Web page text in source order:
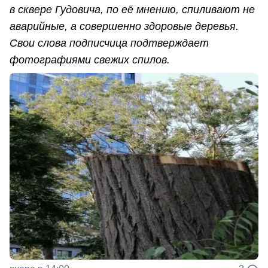
в сквере Гудовича, по её мнению, спиливают не
аварийные, а совершенно здоровые деревья.
Свои слова подписчица подтверждает
фотографиями свежих спилов.